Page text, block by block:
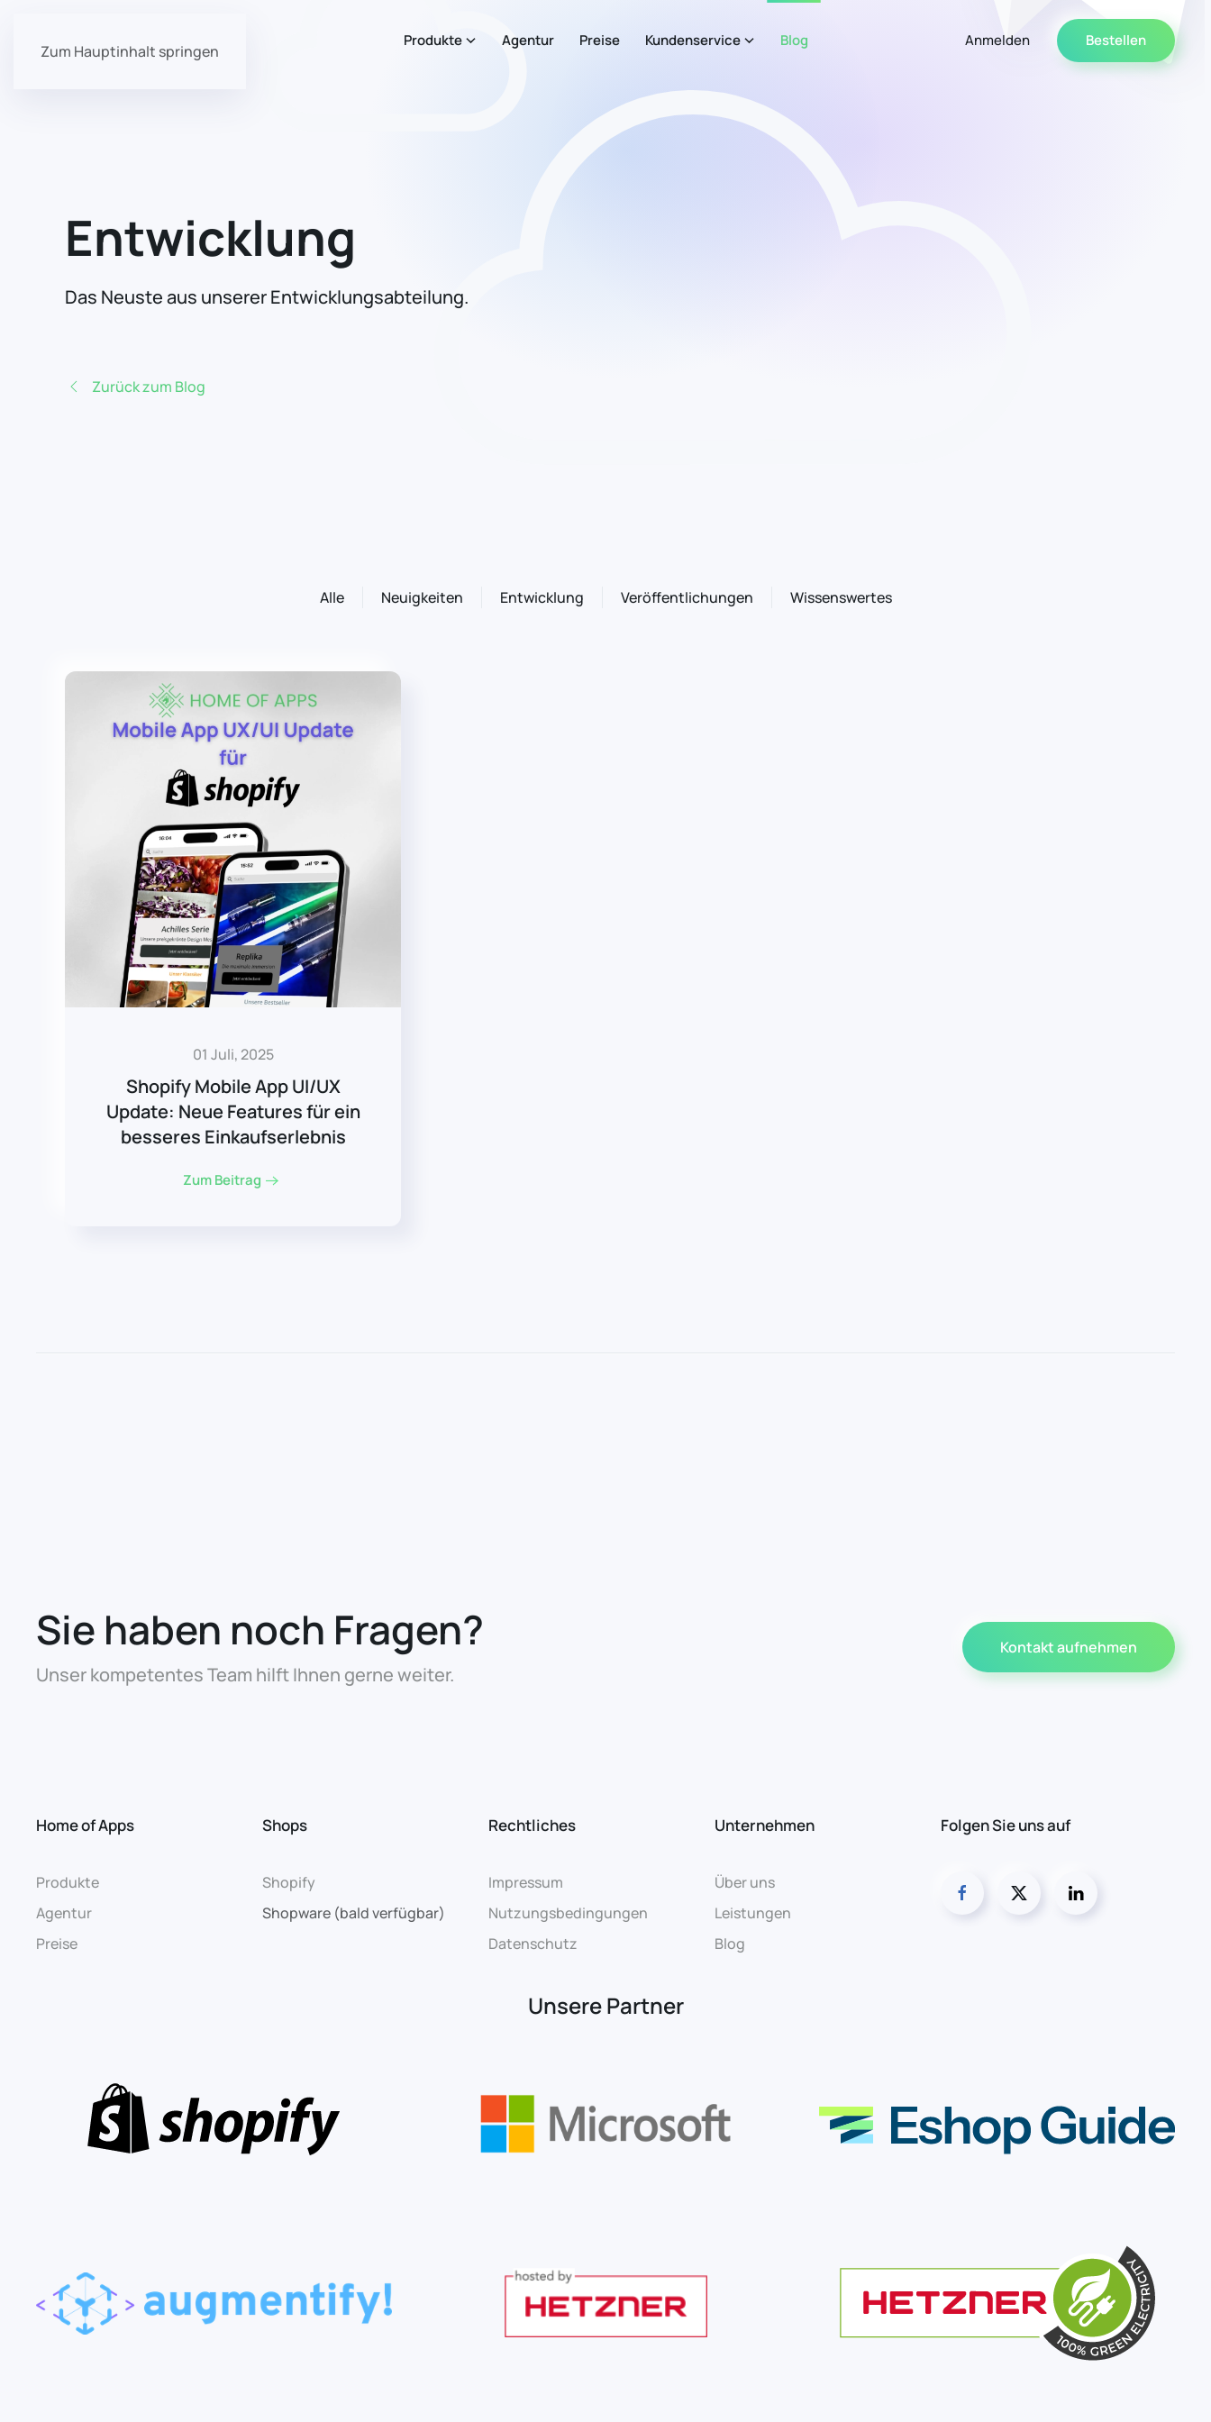
Zum Hauptinhalt springen
Produkte Agentur Preise Kundenservice Blog Anmelden Bestellen
Entwicklung
Das Neuste aus unserer Entwicklungsabteilung.
Zurück zum Blog
Alle Neuigkeiten Entwicklung Veröffentlichungen Wissenswertes
01 Juli, 2025
Shopify Mobile App UI/UX
Update: Neue Features für ein
besseres Einkaufserlebnis
Zum Beitrag
Sie haben noch Fragen?
Unser kompetentes Team hilft Ihnen gerne weiter.
Kontakt aufnehmen
Home of Apps
Produkte
Agentur
Preise
Shops
Shopify
Shopware (bald verfügbar)
Rechtliches
Impressum
Nutzungsbedingungen
Datenschutz
Unternehmen
Über uns
Leistungen
Blog
Folgen Sie uns auf
Unsere Partner